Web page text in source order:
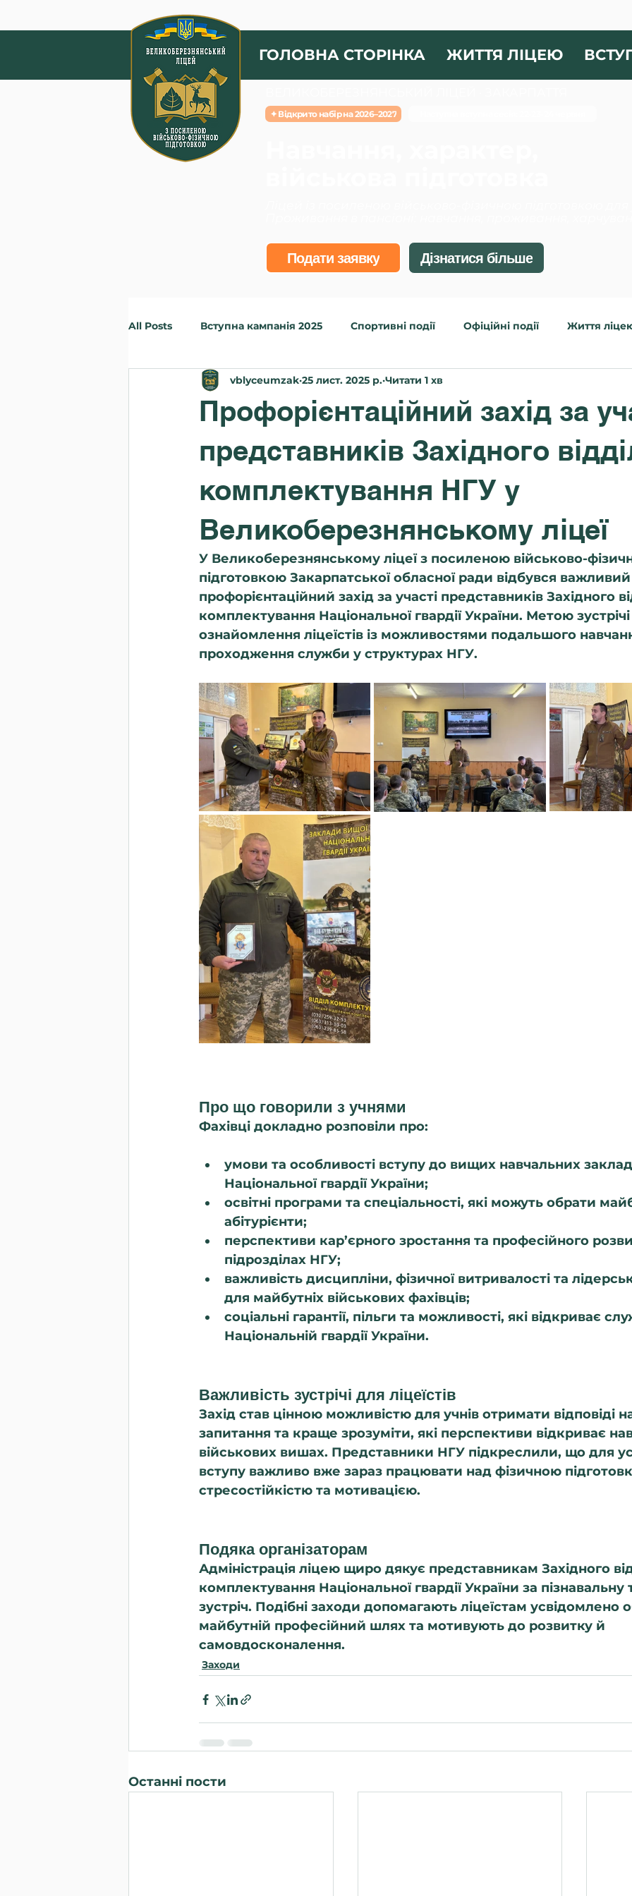
ГОЛОВНА СТОРІНКА ЖИТТЯ ЛІЦЕЮ
✦ Відкрито набір на 2026–2027
Подати заявку Дізнатися більше
All Posts Вступна кампанія 2025 Спортивні події Офіційні події Життя
Інше Вступна кампанія 2026
Профорієнтаційний захід за
представників Західного
комплектування НГУ у
Великоберезнянському ліцеї
vblyceumzak 25 лист. 2025 р. Читати 1 хв
У Великоберезнянському ліцеї з посиленою військово-
підготовкою Закарпатської обласної ради відбувся
профорієнтаційний захід за участі представників Західного
комплектування Національної гвардії України. Метою
ознайомлення ліцеїстів із можливостями подальшого
проходження служби у структурах НГУ.
Про що говорили з учнями
Фахівці докладно розповіли про:
умови та особливості вступу до вищих навчальних
Національної гвардії України;
освітні програми та спеціальності, які можуть обрати
абітурієнти;
перспективи кар’єрного зростання та професійного
підрозділах НГУ;
важливість дисципліни, фізичної витривалості та
для майбутніх військових фахівців;
соціальні гарантії, пільги та можливості, які відкриває
Національній гвардії України.
Важливість зустрічі для ліцеїстів
Захід став цінною можливістю для учнів отримати відповіді
запитання та краще зрозуміти, які перспективи відкриває
військових вишах. Представники НГУ підкреслили, що для
вступу важливо вже зараз працювати над фізичною
стресостійкістю та мотивацією.
Подяка організаторам
Адміністрація ліцею щиро дякує представникам Західного
комплектування Національної гвардії України за пізнавальну
зустріч. Подібні заходи допомагають ліцеїстам усвідомлено
майбутній професійний шлях та мотивують до розвитку й
самовдосконалення.
Заходи
Останні пости